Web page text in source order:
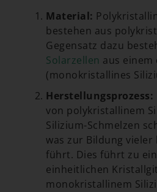
Material:
bestehen aus
Gegensatz dazu
Solarzellen aus einem
(monokristallines
Herstellungsprozess:
von polykristallinem
Silizium-Schmelzen
was zur Bildung
führt. Dies führt zu
einheitlichen
monokristallinem